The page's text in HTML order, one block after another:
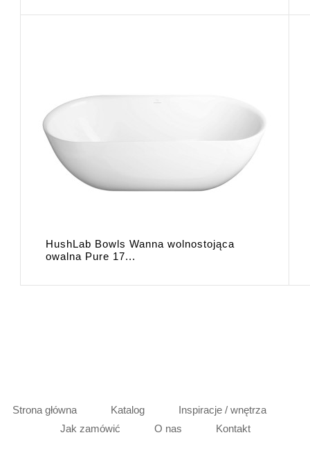
HushLab Bowls Wanna wolnostojąca
owalna Pure 17...
Strona główna Katalog
Inspiracje / wnętrza
Jak zamówić
O nas Kontakt